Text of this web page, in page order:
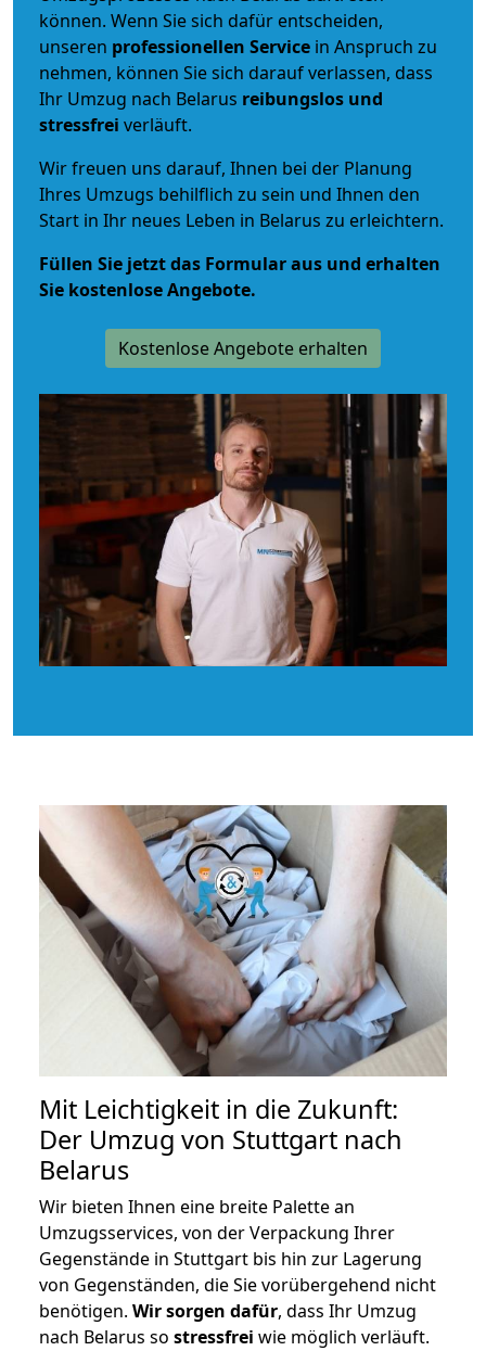
können. Wenn Sie sich dafür entscheiden,
unseren professionellen Service in Anspruch zu
nehmen, können Sie sich darauf verlassen, dass
Ihr Umzug nach Belarus reibungslos und
stressfrei verläuft.
Wir freuen uns darauf, Ihnen bei der Planung
Ihres Umzugs behilflich zu sein und Ihnen den
Start in Ihr neues Leben in Belarus zu erleichtern.
Füllen Sie jetzt das Formular aus und erhalten
Sie kostenlose Angebote.
Kostenlose Angebote erhalten
Mit Leichtigkeit in die Zukunft:
Der Umzug von Stuttgart nach
Belarus
Wir bieten Ihnen eine breite Palette an
Umzugsservices, von der Verpackung Ihrer
Gegenstände in Stuttgart bis hin zur Lagerung
von Gegenständen, die Sie vorübergehend nicht
benötigen. Wir sorgen dafür, dass Ihr Umzug
nach Belarus so stressfrei wie möglich verläuft.